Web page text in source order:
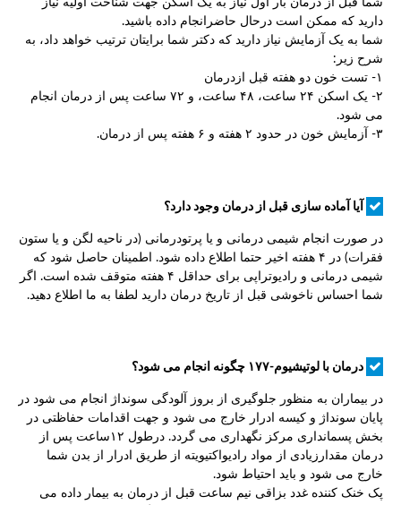
شما قبل از درمان بار اول نیاز به یک اسکن جهت شناخت اولیه نیاز
دارید که ممکن است درحال حاضرانجام داده باشید.
شما به یک آزمایش نیاز دارید که دکتر شما برایتان ترتیب خواهد داد، به
شرح زیر:
۱- تست خون دو هفته قبل ازدرمان
۲- یک اسکن ۲۴ ساعت، ۴۸ ساعت، و ۷۲ ساعت پس از درمان انجام
می شود.
۳- آزمایش خون در حدود ۲ هفته و ۶ هفته پس از درمان.
آیا آماده سازی قبل از درمان وجود دارد؟
در صورت انجام شیمی درمانی و یا پرتودرمانی (در ناحیه لگن و یا ستون
فقرات) در ۴ هفته اخیر حتما اطلاع داده شود. اطمینان حاصل شود که
شیمی درمانی و رادیوتراپی برای حداقل ۴ هفته متوقف شده است. اگر
شما احساس ناخوشی قبل از تاریخ درمان دارید لطفا به ما اطلاع دهید.
درمان با لوتیشیوم-۱۷۷ چگونه انجام می شود؟
در بیماران به منظور جلوگیری از بروز آلودگی سونداژ انجام می شود در
پایان سونداژ و کیسه ادرار خارج می شود و جهت اقدامات حفاظتی در
بخش پسمانداری مرکز نگهداری می گردد. درطول ۱۲ساعت پس از
درمان مقدارزیادی از مواد رادیواکتیویته از طریق ادرار از بدن شما
خارج می شود و باید احتیاط شود.
پک خنک کننده غدد بزاقی نیم ساعت قبل از درمان به بیمار داده می